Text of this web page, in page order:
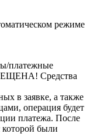
режиме
платежные
Средства
в заявке, а также
операция будет
платежа. После
которой были